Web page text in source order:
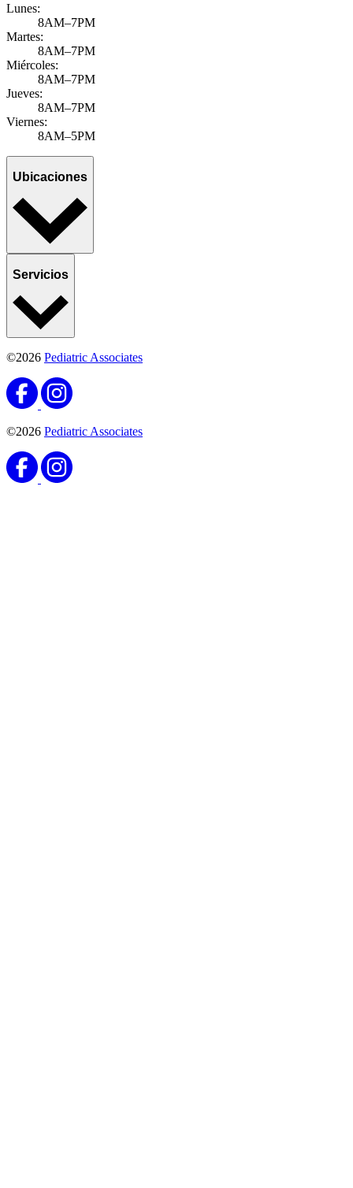
Lunes:
8AM–7PM
Martes:
8AM–7PM
Miércoles:
8AM–7PM
Jueves:
8AM–7PM
Viernes:
8AM–5PM
Ubicaciones
Servicios
©2026 Pediatric Associates
©2026 Pediatric Associates